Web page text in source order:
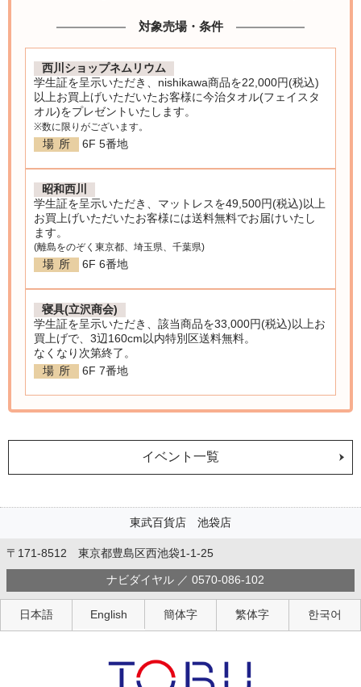
対象売場・条件
西川ショップネムリウム
学生証を呈示いただき、nishikawa商品を22,000円(税込)
以上お買上げいただいたお客様に今治タオル(フェイスタ
オル)をプレゼントいたします。
※数に限りがございます。
場所 6F 5番地
昭和西川
学生証を呈示いただき、マットレスを49,500円(税込)以上
お買上げいただいたお客様には送料無料でお届けいたし
ます。
(離島をのぞく東京都、埼玉県、千葉県)
場所 6F 6番地
寝具(立沢商会)
学生証を呈示いただき、該当商品を33,000円(税込)以上お
買上げで、3辺160cm以内特別区送料無料。
なくなり次第終了。
場所
6F 7番地
イベント一覧
東武百貨店 池袋店
〒171-8512 東京都豊島区西池袋1-1-25
ナビダイヤル ／ 0570-086-102
日本語 English 簡体字 繁体字 한국어